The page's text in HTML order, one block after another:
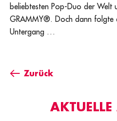
beliebtesten Pop-Duo der Welt
GRAMMY®. Doch dann folgte
Untergang …
Zurück
AKTUELLE